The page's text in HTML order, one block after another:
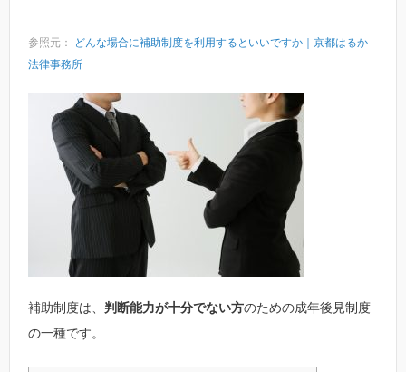
参照元：
どんな場合に補助制度を利用するといいですか｜京都はるか
法律事務所
補助制度は、 判断能力が十分でない方のための成年後見制度
の一種です。